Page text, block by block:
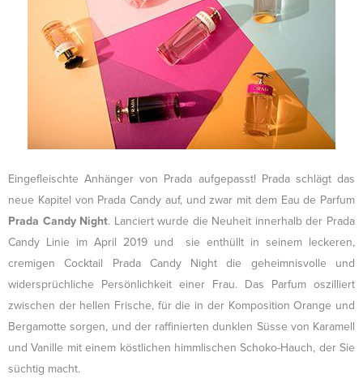
Eingefleischte Anhänger von Prada aufgepasst! Prada schlägt das
neue Kapitel von Prada Candy auf, und zwar mit dem Eau de Parfum
Prada Candy Night. Lanciert wurde die Neuheit innerhalb der Prada
Candy Linie im April 2019 und sie enthüllt in seinem leckeren,
cremigen Cocktail Prada Candy Night die geheimnisvolle und
widersprüchliche Persönlichkeit einer Frau. Das Parfum oszilliert
zwischen der hellen Frische, für die in der Komposition Orange und
Bergamotte sorgen, und der raffinierten dunklen Süsse von Karamell
und Vanille mit einem köstlichen himmlischen Schoko-Hauch, der Sie
süchtig macht.